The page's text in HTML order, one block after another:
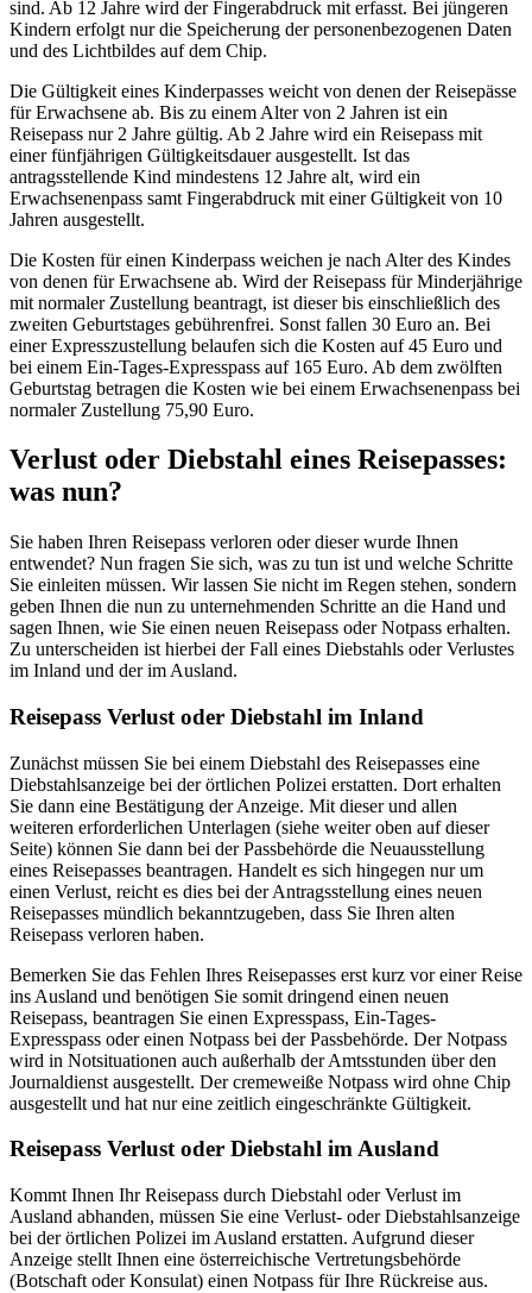
sind. Ab 12 Jahre wird der Fingerabdruck mit erfasst. Bei jüngeren
Kindern erfolgt nur die Speicherung der personenbezogenen Daten
und des Lichtbildes auf dem Chip.
Die Gültigkeit eines Kinderpasses weicht von denen der Reisepässe
für Erwachsene ab. Bis zu einem Alter von 2 Jahren ist ein
Reisepass nur 2 Jahre gültig. Ab 2 Jahre wird ein Reisepass mit
einer fünfjährigen Gültigkeitsdauer ausgestellt. Ist das
antragsstellende Kind mindestens 12 Jahre alt, wird ein
Erwachsenenpass samt Fingerabdruck mit einer Gültigkeit von 10
Jahren ausgestellt.
Die Kosten für einen Kinderpass weichen je nach Alter des Kindes
von denen für Erwachsene ab. Wird der Reisepass für Minderjährige
mit normaler Zustellung beantragt, ist dieser bis einschließlich des
zweiten Geburtstages gebührenfrei. Sonst fallen 30 Euro an. Bei
einer Expresszustellung belaufen sich die Kosten auf 45 Euro und
bei einem Ein-Tages-Expresspass auf 165 Euro. Ab dem zwölften
Geburtstag betragen die Kosten wie bei einem Erwachsenenpass bei
normaler Zustellung 75,90 Euro.
Verlust oder Diebstahl eines Reisepasses:
was nun?
Sie haben Ihren Reisepass verloren oder dieser wurde Ihnen
entwendet? Nun fragen Sie sich, was zu tun ist und welche Schritte
Sie einleiten müssen. Wir lassen Sie nicht im Regen stehen, sondern
geben Ihnen die nun zu unternehmenden Schritte an die Hand und
sagen Ihnen, wie Sie einen neuen Reisepass oder Notpass erhalten.
Zu unterscheiden ist hierbei der Fall eines Diebstahls oder Verlustes
im Inland und der im Ausland.
Reisepass Verlust oder Diebstahl im Inland
Zunächst müssen Sie bei einem Diebstahl des Reisepasses eine
Diebstahlsanzeige bei der örtlichen Polizei erstatten. Dort erhalten
Sie dann eine Bestätigung der Anzeige. Mit dieser und allen
weiteren erforderlichen Unterlagen (siehe weiter oben auf dieser
Seite) können Sie dann bei der Passbehörde die Neuausstellung
eines Reisepasses beantragen. Handelt es sich hingegen nur um
einen Verlust, reicht es dies bei der Antragsstellung eines neuen
Reisepasses mündlich bekanntzugeben, dass Sie Ihren alten
Reisepass verloren haben.
Bemerken Sie das Fehlen Ihres Reisepasses erst kurz vor einer Reise
ins Ausland und benötigen Sie somit dringend einen neuen
Reisepass, beantragen Sie einen Expresspass, Ein-Tages-
Expresspass oder einen Notpass bei der Passbehörde. Der Notpass
wird in Notsituationen auch außerhalb der Amtsstunden über den
Journaldienst ausgestellt. Der cremeweiße Notpass wird ohne Chip
ausgestellt und hat nur eine zeitlich eingeschränkte Gültigkeit.
Reisepass Verlust oder Diebstahl im Ausland
Kommt Ihnen Ihr Reisepass durch Diebstahl oder Verlust im
Ausland abhanden, müssen Sie eine Verlust- oder Diebstahlsanzeige
bei der örtlichen Polizei im Ausland erstatten. Aufgrund dieser
Anzeige stellt Ihnen eine österreichische Vertretungsbehörde
(Botschaft oder Konsulat) einen Notpass für Ihre Rückreise aus.